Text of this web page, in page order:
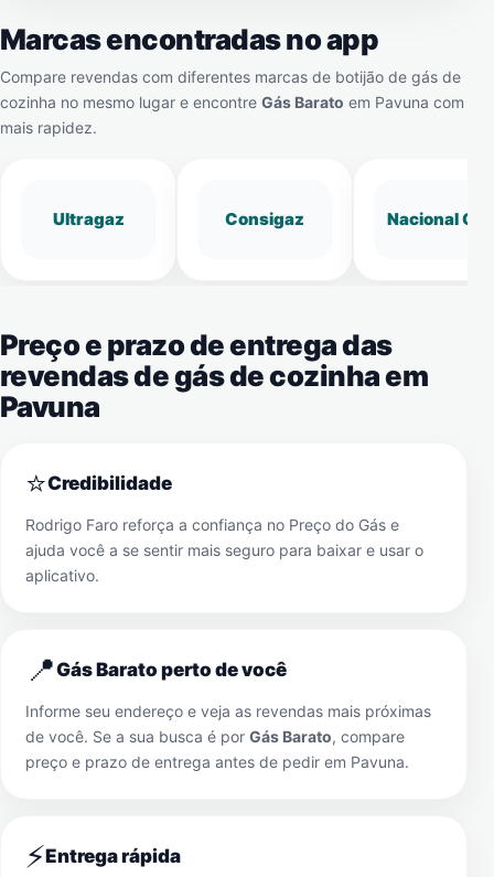
Marcas encontradas no app
Compare revendas com diferentes marcas de botijão de gás de
cozinha no mesmo lugar e encontre Gás Barato em Pavuna com
mais rapidez.
Ultragaz Consigaz Nacional Gás
Preço e prazo de entrega das
revendas de gás de cozinha em
Pavuna
⭐Credibilidade
Rodrigo Faro reforça a confiança no Preço do Gás e
ajuda você a se sentir mais seguro para baixar e usar o
aplicativo.
📍Gás Barato perto de você
Informe seu endereço e veja as revendas mais próximas
de você. Se a sua busca é por Gás Barato, compare
preço e prazo de entrega antes de pedir em Pavuna.
⚡Entrega rápida